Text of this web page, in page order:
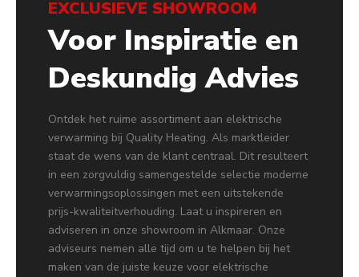
EXCLUSIEVE SHOWROOM
Voor Inspiratie en
Deskundig Advies
Ontdek het ruime assortiment aan elektrische
verwarming bij Quality Heating. Als marktleider
staat de wens van de klant centraal. Dit resulteert
in een zorgvuldig samengestelde selectie moderne
verwarmingsoplossingen met een uitstekende
prijs-kwaliteitverhouding. Laat u inspireren en
adviseren in onze showroom in Alkmaar. Onze
adviseurs nemen alle tijd om u te helpen bij het
maken van de juiste keuze voor elektrische